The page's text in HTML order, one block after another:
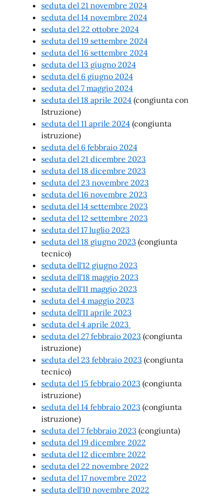
seduta del 21 novembre 2024
seduta del 14 novembre 2024
seduta del 22 ottobre 2024
seduta del 19 settembre 2024
seduta del 16 settembre 2024
seduta del 13 giugno 2024
seduta del 6 giugno 2024
seduta del 7 maggio 2024
seduta del 18 aprile 2024 (congiunta con
Istruzione)
seduta del 11 aprile 2024 (congiunta
istruzione)
seduta del 6 febbraio 2024
seduta del 21 dicembre 2023
seduta del 18 dicembre 2023
seduta del 23 novembre 2023
seduta del 16 novembre 2023
seduta del 14 settembre 2023
seduta del 12 settembre 2023
seduta del 17 luglio 2023
seduta del 18 giugno 2023 (congiunta
tecnico)
seduta dell'12 giugno 2023
seduta dell'18 maggio 2023
seduta dell'11 maggio 2023
seduta del 4 maggio 2023
seduta dell'11 aprile 2023
seduta del 4 aprile 2023
seduta del 27 febbraio 2023 (congiunta
istruzione)
seduta del 23 febbraio 2023 (congiunta
tecnico)
seduta del 15 febbraio 2023 (congiunta
istruzione)
seduta del 14 febbraio 2023 (congiunta
istruzione)
seduta del 7 febbraio 2023 (congiunta)
seduta del 19 dicembre 2022
seduta del 12 dicembre 2022
seduta del 22 novembre 2022
seduta del 17 novembre 2022
seduta dell'10 novembre 2022